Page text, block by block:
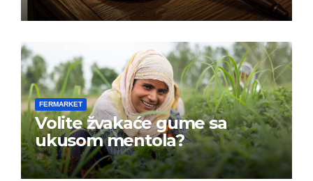
FERMARKET
Volite žvakaće gume sa
ukusom mentola?